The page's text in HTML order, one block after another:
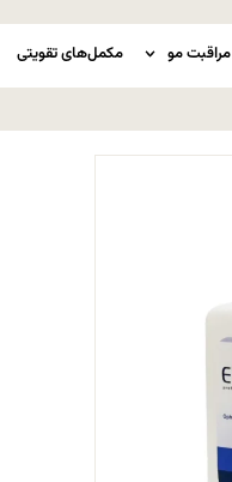
مراقبت مو مکمل‌های تقویتی